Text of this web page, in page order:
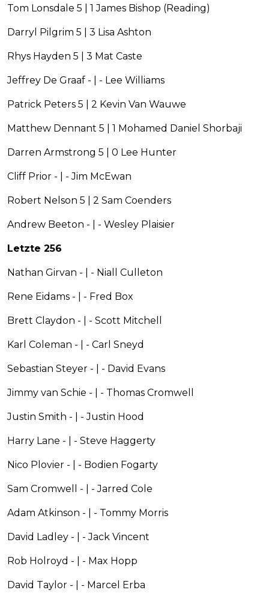
Tom Lonsdale 5 | 1 James Bishop (Reading)
Darryl Pilgrim 5 | 3 Lisa Ashton
Rhys Hayden 5 | 3 Mat Caste
Jeffrey De Graaf - | - Lee Williams
Patrick Peters 5 | 2 Kevin Van Wauwe
Matthew Dennant 5 | 1 Mohamed Daniel Shorbaji
Darren Armstrong 5 | 0 Lee Hunter
Cliff Prior - | - Jim McEwan
Robert Nelson 5 | 2 Sam Coenders
Andrew Beeton - | - Wesley Plaisier
Letzte 256
Nathan Girvan - | - Niall Culleton
Rene Eidams - | - Fred Box
Brett Claydon - | - Scott Mitchell
Karl Coleman - | - Carl Sneyd
Sebastian Steyer - | - David Evans
Jimmy van Schie - | - Thomas Cromwell
Justin Smith - | - Justin Hood
Harry Lane - | - Steve Haggerty
Nico Plovier - | - Bodien Fogarty
Sam Cromwell - | - Jarred Cole
Adam Atkinson - | - Tommy Morris
David Ladley - | - Jack Vincent
Rob Holroyd - | - Max Hopp
David Taylor - | - Marcel Erba